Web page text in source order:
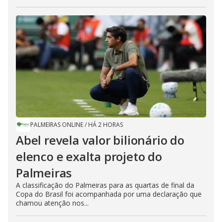
PALMEIRAS ONLINE/ HÁ 2 HORAS
Abel revela valor bilionário do
elenco e exalta projeto do
Palmeiras
A classificação do Palmeiras para as quartas de final da
Copa do Brasil foi acompanhada por uma declaração que
chamou atenção nos...